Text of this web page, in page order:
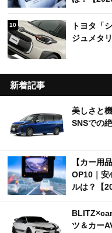
10
トヨタ「
ジュメタ
新着記事
美しさと
SNSでの
【カー用
OP10｜安
ルは？【
ツ＆カー